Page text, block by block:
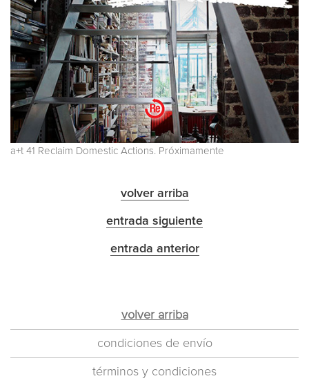
a+t 41 Reclaim Domestic Actions. Próximamente
volver arriba
entrada siguiente
entrada anterior
volver arriba
condiciones de envío
términos y condiciones